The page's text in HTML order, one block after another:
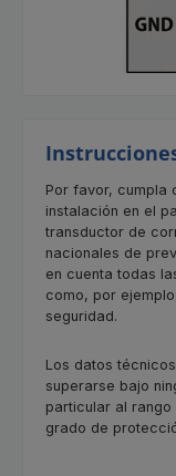
Por favor, cumpla
instalación en el
transductor de
nacionales de
en cuenta todas
como, por
seguridad.
Los datos
superarse bajo
particular al
grado de